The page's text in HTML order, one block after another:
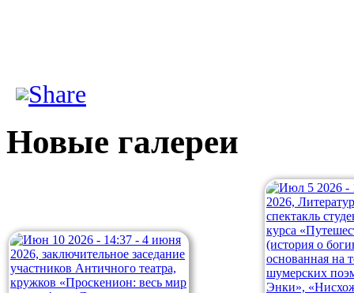
Новые галереи